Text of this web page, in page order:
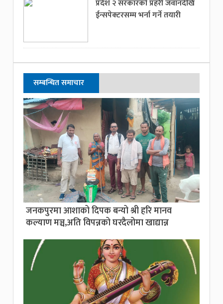
प्रदेश २ सरकारको प्रहरी जवानदेखि
ईन्सपेक्टरसम्म भर्ना गर्ने तयारी
सम्बन्धित समाचार
जनकपुरमा आशाको दिपक बन्यो श्री हरि मानव
कल्याण मञ्च,अति विपन्नको घरदैलोमा खाद्यान्न